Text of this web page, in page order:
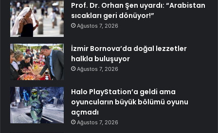
Prof. Dr. Orhan Şen uyardı: “Arabistan
sıcakları geri dönüyor!”
Ağustos 7, 2026
İzmir Bornova’da doğal lezzetler
halkla buluşuyor
Ağustos 7, 2026
Halo PlayStation’a geldi ama
oyuncuların büyük bölümü oyunu
açmadı
Ağustos 7, 2026